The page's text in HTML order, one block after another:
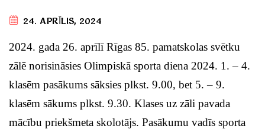
24. APRĪLIS, 2024
2024. gada 26. aprīlī Rīgas 85. pamatskolas svētku
zālē norisināsies Olimpiskā sporta diena 2024. 1. – 4.
klasēm pasākums sāksies plkst. 9.00, bet 5. – 9.
klasēm sākums plkst. 9.30. Klases uz zāli pavada
mācību priekšmeta skolotājs. Pasākumu vadīs sporta